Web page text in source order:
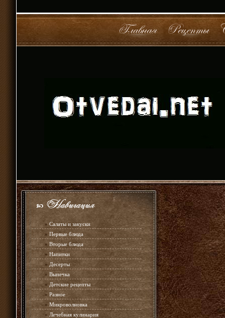
» Салаты и закуски
» Первые блюда
» Вторые блюда
» Напитки
»Десерты
» Выпечка
» Детские рецепты
» Разное
» Микроволновка
» Лечебная кулинария